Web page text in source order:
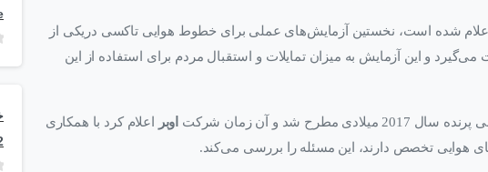
شده است، نخستین آزمایش‌های عملی برای خطوط هوایی تاکسی دریکی از
و این آزمایش به میزان تمایلات و استقبال مردم برای استفاده از این
شد و آن زمان شرکت اوبر
اعلام کرد با همکاری
هوایی تخصص دارند، این مسئله را بررسی می‌کند.